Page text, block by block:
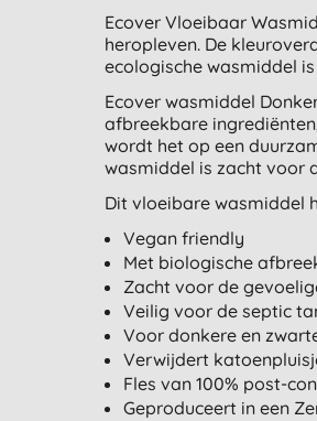
Ecover Vloeibaar
heropleven. De
ecologische wasmiddel
Ecover wasmiddel
afbreekbare
wordt het op een
wasmiddel is zacht voor
Dit vloeibare wasmiddel
Vegan friendly
Met biologische
Zacht voor de
Veilig voor de septic
Voor donkere en
Verwijdert
Fles van 100% post-
Geproduceert in een